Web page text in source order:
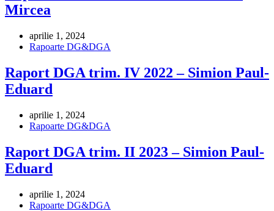
Mircea
aprilie 1, 2024
Rapoarte DG&DGA
Raport DGA trim. IV 2022 – Simion Paul-
Eduard
aprilie 1, 2024
Rapoarte DG&DGA
Raport DGA trim. II 2023 – Simion Paul-
Eduard
aprilie 1, 2024
Rapoarte DG&DGA